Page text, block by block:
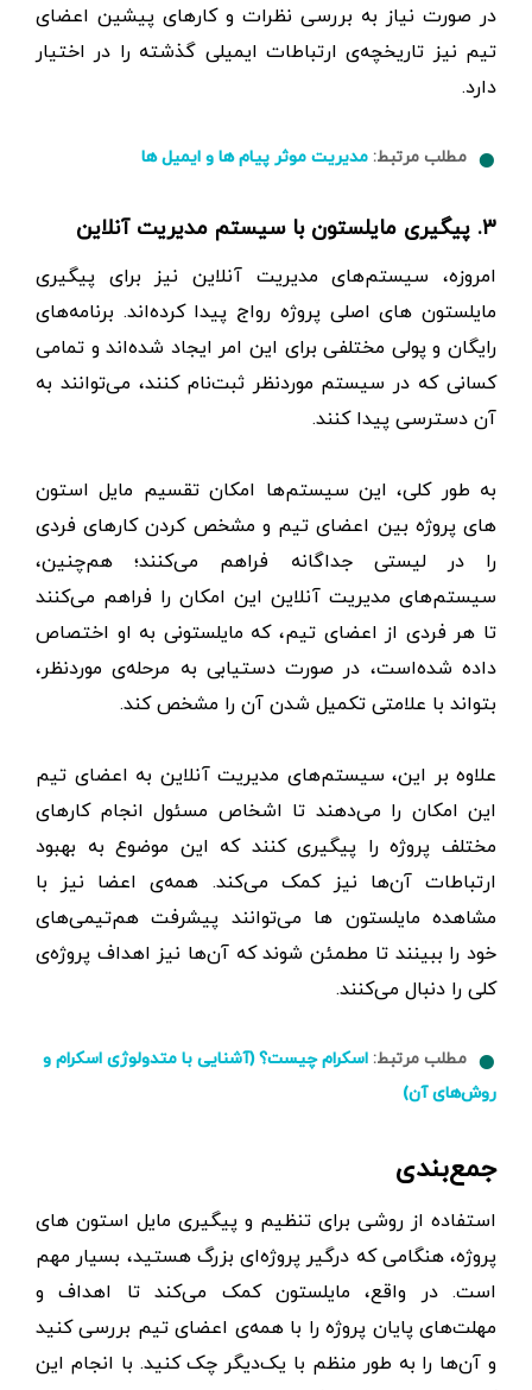
در صورت نیاز به بررسی نظرات و کارهای پیشین اعضای
تیم نیز تاریخچه‌ی ارتباطات ایمیلی گذشته را در اختیار
دارد.
مطلب مرتبط: مدیریت موثر پیام ها و ایمیل ها
۳. پیگیری مایلستون با سیستم مدیریت آنلاین
امروزه، سیستم‌های مدیریت آنلاین نیز برای پیگیری
مایلستون های اصلی پروژه رواج پیدا کرده‌اند. برنامه‌های
رایگان و پولی مختلفی برای این امر ایجاد شده‌اند و تمامی
کسانی که در سیستم موردنظر ثبت‌نام کنند، می‌توانند به
آن دسترسی پیدا کنند.
به‌ طور کلی، این سیستم‌ها امکان تقسیم مایل استون
های پروژه بین اعضای تیم و مشخص‌ کردن کارهای فردی
را در لیستی جداگانه فراهم می‌کنند؛ هم‌چنین،
سیستم‌های مدیریت آنلاین این امکان را فراهم می‌کنند
تا هر فردی از اعضای تیم، که مایلستونی به او اختصاص
داده شده‌است، در صورت دستیابی به مرحله‌ی موردنظر،
بتواند با علامتی تکمیل ‌شدن آن را مشخص کند.
علاوه بر این، سیستم‌های مدیریت آنلاین به اعضای تیم
این امکان را می‌دهند تا اشخاص مسئول انجام کارهای
مختلف پروژه را پیگیری کنند که این موضوع به بهبود
ارتباطات آن‌ها نیز کمک می‌کند. همه‌ی اعضا نیز با
مشاهده مایلستون ها می‌توانند پیشرفت هم‌تیمی‌های
خود را ببینند تا مطمئن شوند که آن‌ها نیز اهداف پروژه‌ی
کلی را دنبال می‌کنند.
مطلب مرتبط: اسکرام چیست؟ (آشنایی با متدولوژی اسکرام و
روش‌های آن)
جمع‌بندی
استفاده از روشی برای تنظیم و پیگیری مایل استون های
پروژه، هنگامی که درگیر پروژه‌ای بزرگ هستید، بسیار مهم
است. در واقع، مایلستون کمک می‌کند تا اهداف و
مهلت‌های پایان پروژه را با همه‌ی اعضای تیم بررسی کنید
و آن‌ها را به طور منظم با یک‌دیگر چک کنید. با انجام این